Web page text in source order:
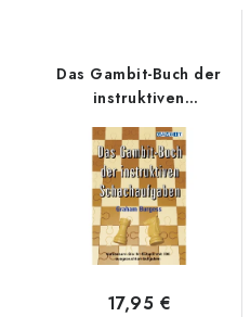
Das Gambit-Buch der
instruktiven
Schachaufgaben
17,95 €